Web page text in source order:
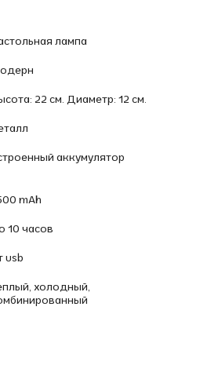
лампа
22 см. Диаметр: 12 см.
аккумулятор
mAh
10 часов
usb
холодный,